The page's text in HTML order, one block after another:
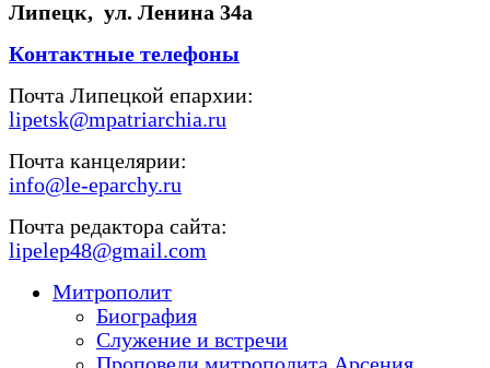
Липецк, ул. Ленина 34а
Контактные телефоны
Почта Липецкой епархии:
lipetsk@mpatriarchia.ru
Почта канцелярии:
info@le-eparchy.ru
Почта редактора сайта:
lipelep48@gmail.com
Митрополит
Биография
Служение и встречи